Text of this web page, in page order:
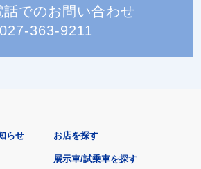
話でのお問い合わせ
027-363-9211
らせ お店を探す
展示車/試乗車を探す